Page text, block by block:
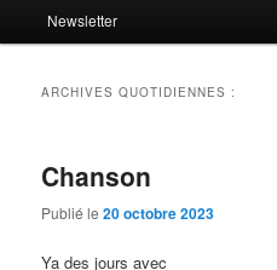
Newsletter
ARCHIVES QUOTIDIENNES :
Chanson
Publié le20 octobre 2023
Ya des jours avec